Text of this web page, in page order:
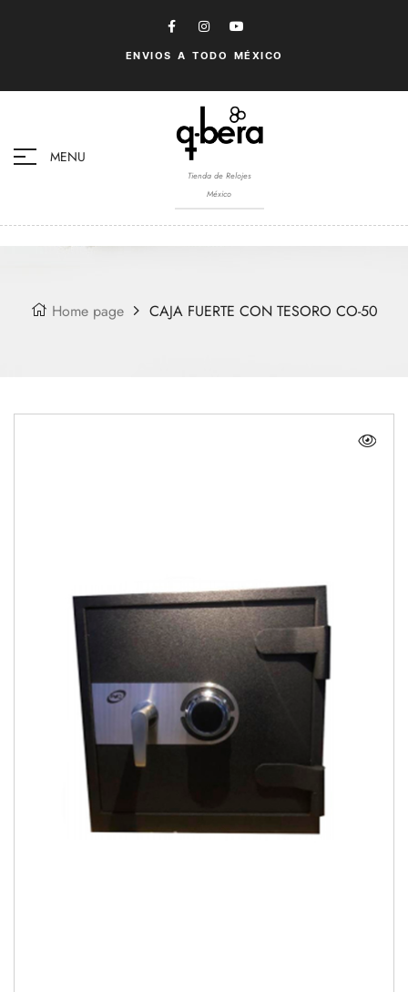
ENVIOS A TODO MÉXICO
MENU
Tienda de Relojes
México
Home page CAJA FUERTE CON TESORO CO-50